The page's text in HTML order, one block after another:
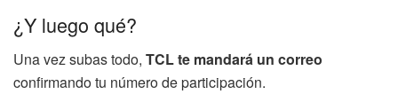
¿Y luego qué?
Una vez subas todo, TCL te mandará un correo
confirmando tu número de participación.